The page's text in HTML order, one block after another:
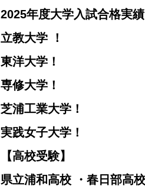
2025年度大学入試合格実績
立教大学 ！
東洋大学！
専修大学！
芝浦工業大学！
実践女子大学！
【高校受験】
県立浦和高校 ・ 春日部高校